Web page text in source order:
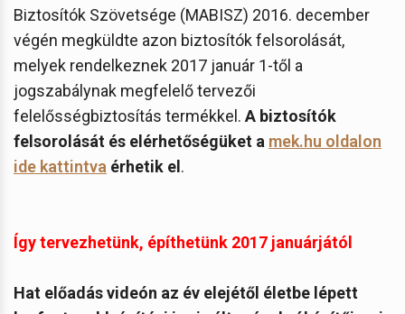
Biztosítók Szövetsége (MABISZ) 2016. december
végén megküldte azon biztosítók felsorolását,
melyek rendelkeznek 2017 január 1-től a
jogszabálynak megfelelő tervezői
felelősségbiztosítás termékkel. A biztosítók
felsorolását és elérhetőségüket a mek.hu oldalon
ide kattintva érhetik el.
Így tervezhetünk, építhetünk 2017 januárjától
Hat előadás videón az év elejétől életbe lépett